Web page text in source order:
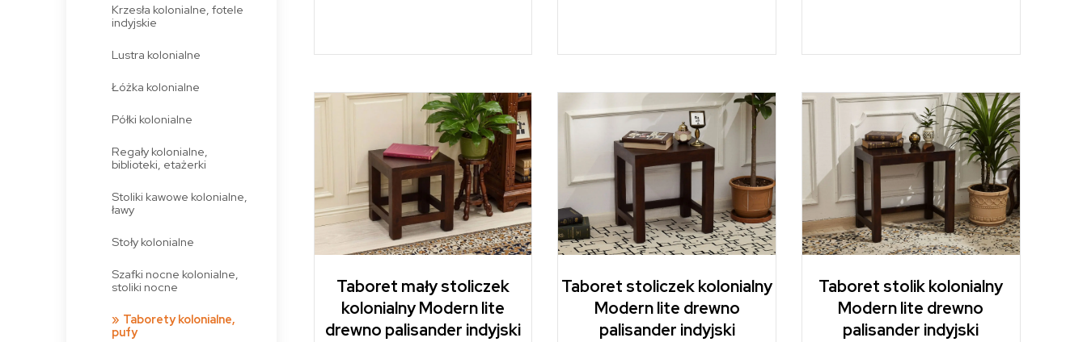
Krzesła kolonialne, fotele
indyjskie
Lustra kolonialne
Łóżka kolonialne
Półki kolonialne
Regały kolonialne,
biblioteki, etażerki
Stoliki kawowe kolonialne,
ławy
Stoły kolonialne
Szafki nocne kolonialne,
stoliki nocne
Taborety kolonialne,
pufy
Taboret mały stoliczek
kolonialny Modern lite
drewno palisander indyjski
Taboret stoliczek kolonialny
Modern lite drewno
palisander indyjski
Taboret stolik kolonialny
Modern lite drewno
palisander indyjski